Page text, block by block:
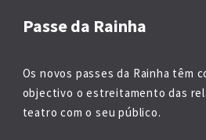
Passe da Rainha
Os novos passes da Rainha têm
objectivo o estreitamento das
teatro com o seu público.